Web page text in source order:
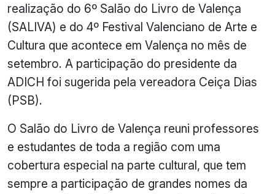
realização do 6º Salão do Livro de Valença
(SALIVA) e do 4º Festival Valenciano de Arte e
Cultura que acontece em Valença no mês de
setembro. A participação do presidente da
ADICH foi sugerida pela vereadora Ceiça Dias
(PSB).
O Salão do Livro de Valença reuni professores
e estudantes de toda a região com uma
cobertura especial na parte cultural, que tem
sempre a participação de grandes nomes da